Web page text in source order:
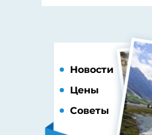
Новости
Цены
Советы